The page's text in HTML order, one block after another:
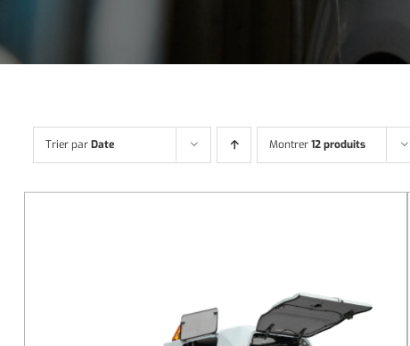
Trier parDate Montrer12 produits